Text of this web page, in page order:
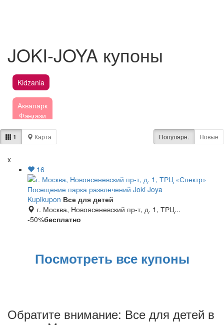
JOKI-JOYA купоны
Kidzania
Аквапарк
Фэнтази
7
Аквапарк
Батутный
центр89
Зоопарк
42
1 Карта Популярн. Новые
x
16
Посещение парка развлечений Joki Joya
Kupikupon Все для детей
г. Москва, Новоясеневский пр-т, д. 1, ТРЦ...
-50%бесплатно
Посмотреть все купоны
Обратите внимание: Все для детей в